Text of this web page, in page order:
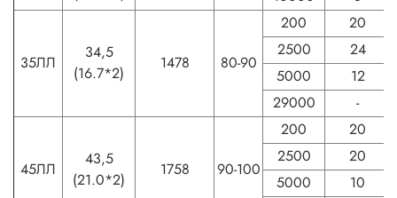
35ЛЛ
34,5
(16.7*2)
1478 80-90
200
20
2500
24
5000
12
29000
-
45ЛЛ
43,5
(21.0*2)
1758 90-100
200
20
2500
20
5000
10